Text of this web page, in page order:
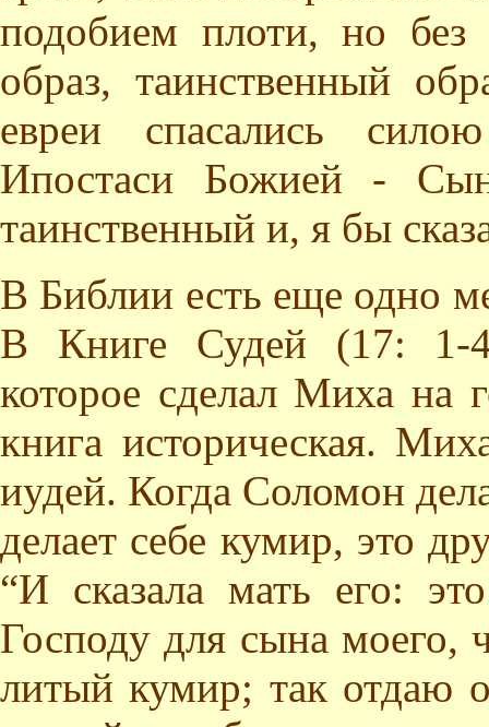
подобием плоти, но
образ, таинственный
евреи спасались
Ипостаси Божией -
таинственный и, я бы
В Библии есть еще одно
В Книге Судей (17: 1-
которое сделал Миха на
книга историческая.
иудей. Когда Соломон
делает себе кумир, это
“И сказала мать его:
Господу для сына моего,
литый кумир; так отдаю